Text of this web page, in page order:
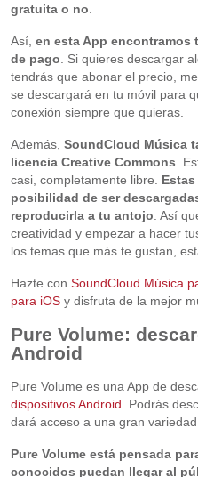
gratuita o no
Así, en esta App
de pago . Si quieres descargar
tendrás que abonar el precio,
se descargará en tu móvil para
conexión siempre que quieras.
Además, SoundCloud Música
licencia Creative Commons .
casi, completamente libre.
posibilidad de ser
reproducirla a tu antojo . Así
creatividad y empezar a hacer
los temas que más te gustan,
Hazte con SoundCloud Música
para iOSy disfruta de la mejor
Pure Volume:
Android
Pure Volume es una App de
dispositivos Android. Podrás
dará acceso a una gran
Pure Volume está pensada
conocidos puedan llegar al